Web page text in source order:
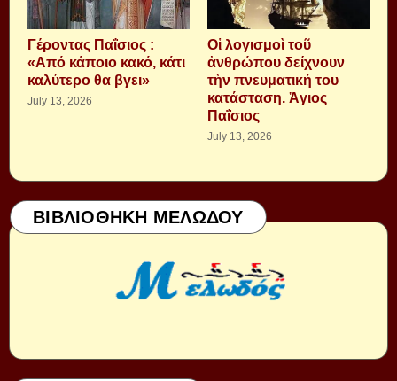
Γέροντας Παΐσιος :
«Από κάποιο κακό, κάτι
καλύτερο θα βγει»
July 13, 2026
Οἱ λογισμοὶ τοῦ
ἀνθρώπου δείχνουν
τὴν πνευματική του
κατάσταση. Ἁγιος
Παΐσιος
July 13, 2026
ΒΙΒΛΙΟΘΗΚΗ ΜΕΛΩΔΟΥ